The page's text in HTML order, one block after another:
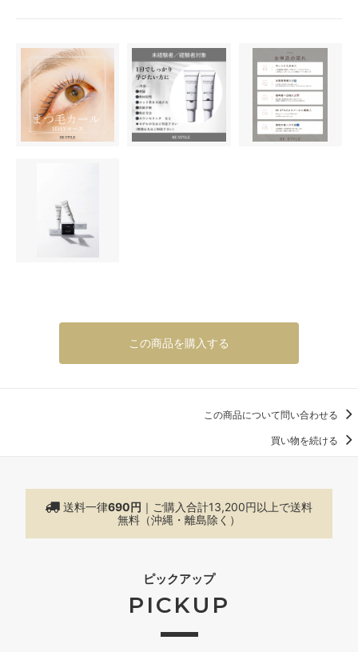
この商品を購入する
この商品について問い合わせる
買い物を続ける
送料一律690円 ｜ご購入合計13,200円以上で送料
無料（沖縄・離島除く）
ピックアップ
PICKUP